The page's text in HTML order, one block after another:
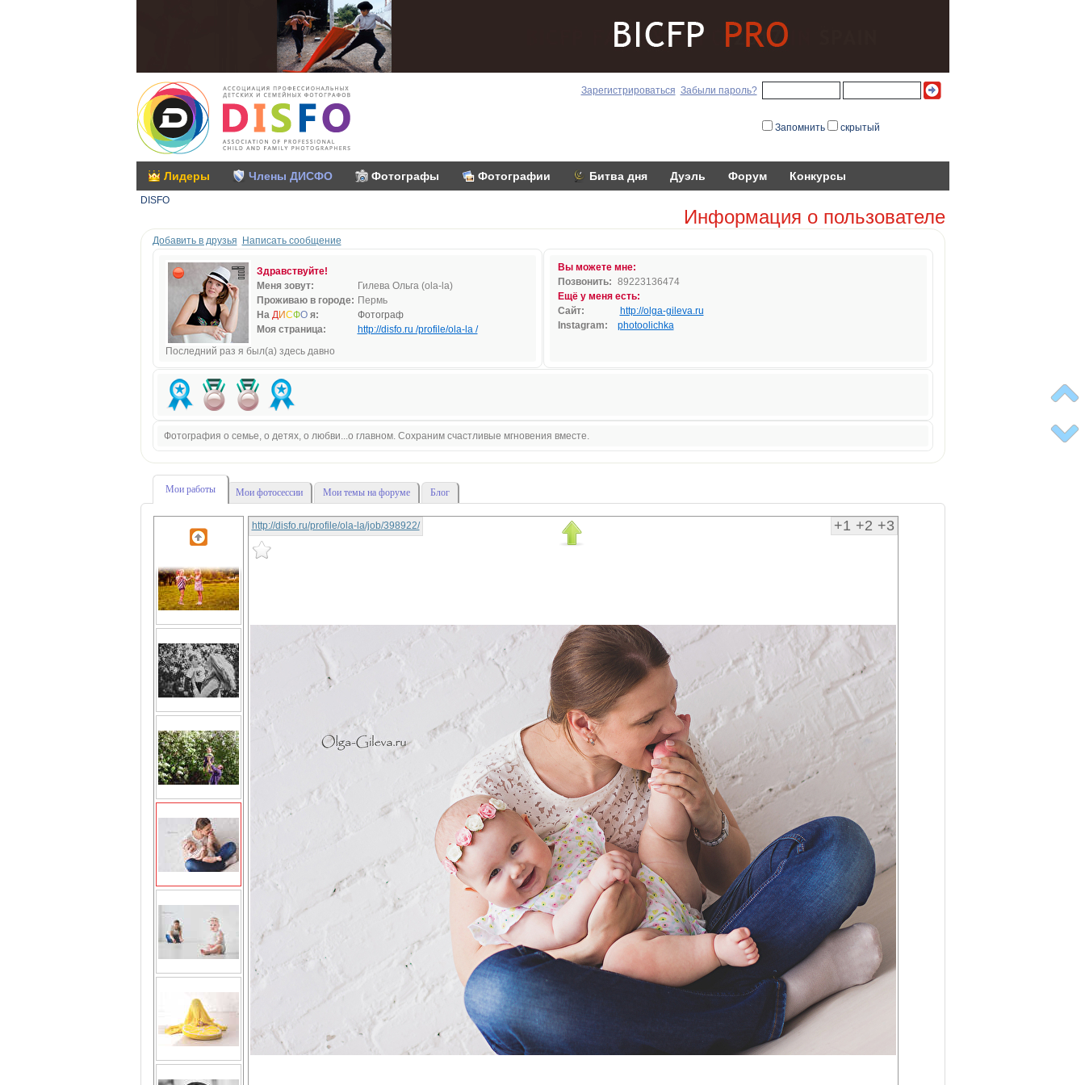
Зарегистрироваться Забыли пароль?
Запомнить скрытый
Лидеры Члены ДИСФО Фотографы Фотографии Битва дня Дуэль Форум Конкурсы
DISFO
Информация о пользователе
Добавить в друзья Написать сообщение
Здравствуйте!
Меня зовут:
Гилева Ольга (ola-la)
Проживаю в городе: Пермь
На ДИСФОя:
Фотограф
Моя страница:
http://disfo.ru /profile/ola-la /
Последний раз я был(а) здесь давно
Вы можете мне:
Позвонить: 89223136474
Ещё у меня есть:
Сайт:
http://olga-gileva.ru
Instagram:
photoolichka
Фотография о семье, о детях, о любви...о главном. Сохраним счастливые мгновения вместе.
Мои работы Мои фотосессии Мои темы на форуме Блог
+1 +2 +3
http://disfo.ru/profile/ola-la/job/398922/